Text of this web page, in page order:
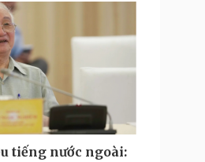
tiếng nước ngoài: